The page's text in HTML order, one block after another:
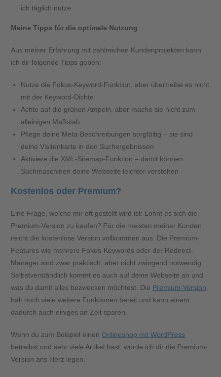
ich täglich nutze.
Meine Tipps für die optimale Nutzung
Aus meiner Erfahrung mit zahlreichen Kundenprojekten kann
ich dir folgende Tipps geben:
Nutze die Fokus-Keyword-Funktion, aber übertreibe es nicht
mit der Keyword-Dichte
Achte auf die grünen Ampeln, aber mache sie nicht zum
alleinigen Maßstab
Pflege deine Meta-Beschreibungen sorgfältig – sie sind
deine Visitenkarte in den Suchergebnissen
Aktiviere die XML-Sitemap-Funktion – damit können
Suchmaschinen deine Webseite leichter verstehen
Kostenlos oder Premium?
Eine Frage, welche mir oft gestellt wird ist: Lohnt es sich die
Premium-Version zu kaufen? Für die meisten meiner Kunden
reicht die kostenlose Version vollkommen aus. Die Premium-
Features wie mehrere Fokus-Keywords oder der Redirect-
Manager sind zwar praktisch, aber nicht zwingend notwendig.
Selbstverständlich kommt es auch auf deine Webseite an und
was du damit alles bezwecken möchtest. Die Premium-Version
hält noch viele weitere Funktionen bereit und kann einem
dadurch auch einiges an Zeit sparen.
Wenn du zum Beispiel einen Onlineshop mit WordPress
betreibst und sehr viele Artikel hast, würde ich dir die Premium-
Version ans Herz legen.